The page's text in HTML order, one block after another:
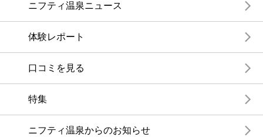
ニフティ温泉ニュース
体験レポート
口コミを見る
特集
ニフティ温泉からのお知らせ